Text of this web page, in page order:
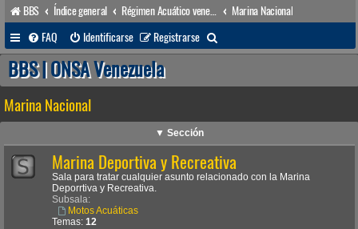
BBS Índice general Régimen Acuático venezolano
Marina Nacional
FAQ
Identificarse Registrarse
u
a
r
BBS | ONSA Venezuela
Marina Nacional
▼ Sección
Marina Deportiva y Recreativa
Sala para tratar cualquier asunto relacionado con la Marina
Deporrtiva y Recreativa.
Subsala:
Motos Acuáticas
Temas: 12